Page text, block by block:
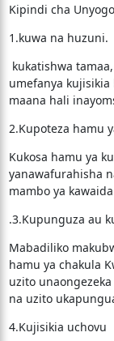
Kipindi cha
1.kuwa na huzuni.
kukatishwa
umefanya
maana hali
2.Kupoteza hamu
Kukosa hamu ya
yanawafurahisha
mambo ya
.3.Kupunguza au
Mabadiliko
hamu ya chakula
uzito
na uzito
4.Kujisikia uchovu